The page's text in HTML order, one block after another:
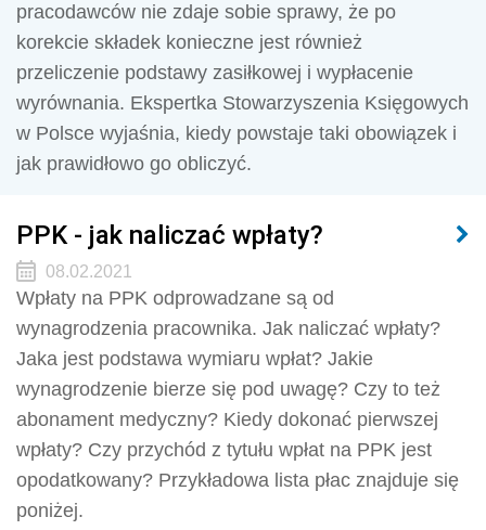
pracodawców nie zdaje sobie sprawy, że po
korekcie składek konieczne jest również
przeliczenie podstawy zasiłkowej i wypłacenie
wyrównania. Ekspertka Stowarzyszenia Księgowych
w Polsce wyjaśnia, kiedy powstaje taki obowiązek i
jak prawidłowo go obliczyć.
PPK - jak naliczać wpłaty?
08.02.2021
Wpłaty na PPK odprowadzane są od
wynagrodzenia pracownika. Jak naliczać wpłaty?
Jaka jest podstawa wymiaru wpłat? Jakie
wynagrodzenie bierze się pod uwagę? Czy to też
abonament medyczny? Kiedy dokonać pierwszej
wpłaty? Czy przychód z tytułu wpłat na PPK jest
opodatkowany? Przykładowa lista płac znajduje się
poniżej.